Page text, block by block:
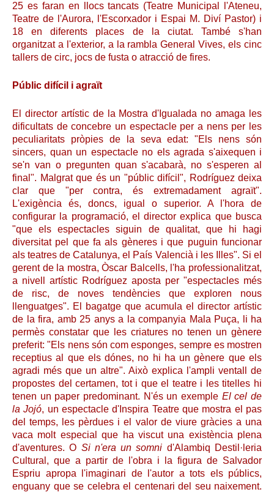
25 es faran en llocs tancats (Teatre Municipal l'Ateneu,
Teatre de l'Aurora, l'Escorxador i Espai M. Diví Pastor) i
18 en diferents places de la ciutat. També s'han
organitzat a l'exterior, a la rambla General Vives, els cinc
tallers de circ, jocs de fusta o atracció de fires.
Públic difícil i agraït
El director artístic de la Mostra d'Igualada no amaga les
dificultats de concebre un espectacle per a nens per les
peculiaritats pròpies de la seva edat: "Els nens són
sincers, quan un espectacle no els agrada s'aixequen i
se'n van o pregunten quan s'acabarà, no s'esperen al
final". Malgrat que és un "públic difícil", Rodríguez deixa
clar que "per contra, és extremadament agraït".
L'exigència és, doncs, igual o superior. A l'hora de
configurar la programació, el director explica que busca
"que els espectacles siguin de qualitat, que hi hagi
diversitat pel que fa als gèneres i que puguin funcionar
als teatres de Catalunya, el País Valencià i les Illes". Si el
gerent de la mostra, Òscar Balcells, l'ha professionalitzat,
a nivell artístic Rodríguez aposta per "espectacles més
de risc, de noves tendències que exploren nous
llenguatges". El bagatge que acumula el director artístic
de la fira, amb 25 anys a la companyia Mala Puça, li ha
permès constatar que les criatures no tenen un gènere
preferit: "Els nens són com esponges, sempre es mostren
receptius al que els dónes, no hi ha un gènere que els
agradi més que un altre". Això explica l'ampli ventall de
propostes del certamen, tot i que el teatre i les titelles hi
tenen un paper predominant. N'és un exemple El cel de
la Jojó, un espectacle d'Inspira Teatre que mostra el pas
del temps, les pèrdues i el valor de viure gràcies a una
vaca molt especial que ha viscut una existència plena
d'aventures. O Si n'era un somni d'Alambiq Destil·leria
Cultural, que a partir de l'obra i la figura de Salvador
Espriu apropa l'imaginari de l'autor a tots els públics,
enguany que se celebra el centenari del seu naixement.